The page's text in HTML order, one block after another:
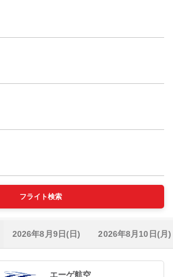
フライト検索
2026年8月9日(日) 2026年8月10日(月)
エーゲ航空